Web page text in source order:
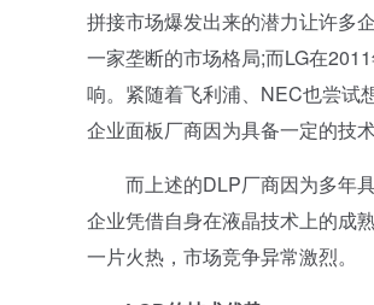
拼接市场爆发出来的潜力让许多
一家垄断的市场格局;而LG在
响。紧随着飞利浦、NEC也尝试
企业面板厂商因为具备一定的技
而上述的DLP厂商因为多年具
企业凭借自身在液晶技术上的成
一片火热，市场竞争异常激烈。